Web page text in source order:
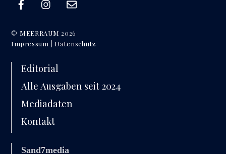
© MEERRAUM 2026
Impressum
Datenschutz
Editorial
Alle Ausgaben seit 2024
Mediadaten
Kontakt
Sand7media